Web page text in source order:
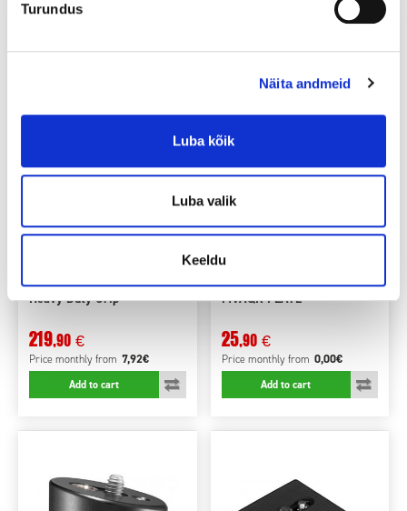
Turundus
Näita andmeid
Luba kõik
Luba valik
Keeldu
Heavy Duty Grip
219,90 €
Price monthlyfrom 7,92€
Add to cart
MVAQR-PLATE
25,90 €
Price monthly from 0,00€
Add to cart